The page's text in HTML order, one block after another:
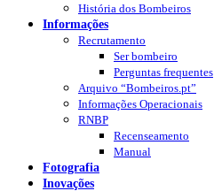
História dos Bombeiros
Informações
Recrutamento
Ser bombeiro
Perguntas frequentes
Arquivo “Bombeiros.pt”
Informações Operacionais
RNBP
Recenseamento
Manual
Fotografia
Inovações